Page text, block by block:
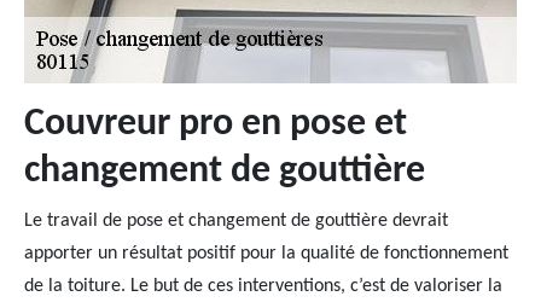
Couvreur pro en pose et
changement de gouttière
Le travail de pose et changement de gouttière devrait
apporter un résultat positif pour la qualité de fonctionnement
de la toiture. Le but de ces interventions, c’est de valoriser la